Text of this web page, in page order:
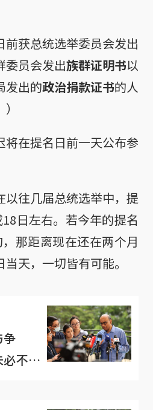
前获总统选举委员会发出
委员会发出族群证明书以
发出的政治捐款证书的人
将在提名日前一天公布参
以往几届总统选举中，提
日左右。若今年的提名
那距离现在还在两个月
天，一切皆有可能。
不